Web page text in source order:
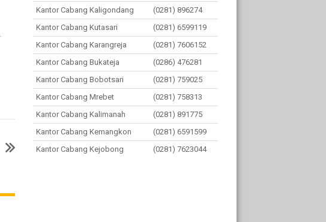
Kantor Cabang Kaligondang
(0281) 896274
Kantor Cabang Kutasari
(0281) 6599119
Kantor Cabang Karangreja
(0281) 7606152
Kantor Cabang Bukateja
(0286) 476281
Kantor Cabang Bobotsari
(0281) 759025
Kantor Cabang Mrebet
(0281) 758313
Kantor Cabang Kalimanah
(0281) 891775
Kantor Cabang Kemangkon
(0281) 6591599
Kantor Cabang Kejobong
(0281) 7623044